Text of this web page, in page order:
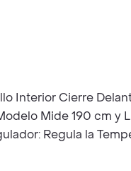
Interior Cierre
Mide 190 cm y
Regula la